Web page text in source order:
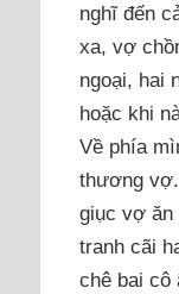
nghĩ đến
xa, vợ
ngoại, hai
hoặc khi
Về phía
thương
giục vợ ăn
tranh cãi
chê bai cô